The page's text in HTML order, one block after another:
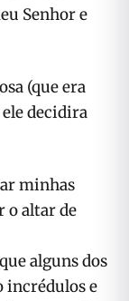
Senhor e
(que era
decidira
minhas
o altar de
alguns dos
incrédulos e